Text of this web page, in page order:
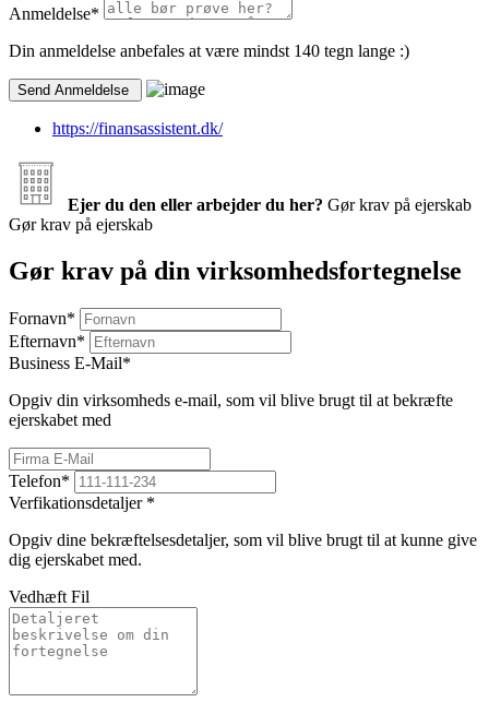
Anmeldelse*
Din anmeldelse anbefales at være mindst 140 tegn lange :)
https://finansassistent.dk/
Ejer du den eller arbejder du her? Gør krav på ejerskab
Gør krav på ejerskab
Gør krav på din virksomhedsfortegnelse
Fornavn*
Efternavn*
Business E-Mail*
Opgiv din virksomheds e-mail, som vil blive brugt til at bekræfte
ejerskabet med
Telefon*
Verfikationsdetaljer *
Opgiv dine bekræftelsesdetaljer, som vil blive brugt til at kunne give
dig ejerskabet med.
Vedhæft Fil